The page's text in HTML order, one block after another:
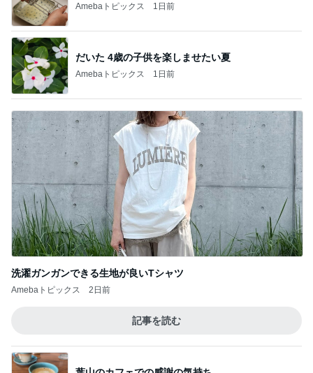
Amebaトピックス 1日前
だいた 4歳の子供を楽しませたい夏
Amebaトピックス 1日前
洗濯ガンガンできる生地が良いTシャツ
Amebaトピックス 2日前
記事を読む